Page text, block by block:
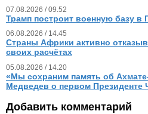
07.08.2026 / 09.52
Трамп построит военную базу в
06.08.2026 / 14.45
Страны Африки активно
своих расчётах
05.08.2026 / 14.20
«Мы сохраним память об
Медведев о первом Президенте
Добавить комментарий